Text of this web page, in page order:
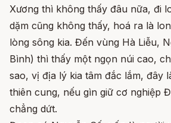
Xương thì không thấy đâu nữa, đi
dặm cũng không thấy, hoá ra là
lòng sông kia. Đến vùng Hà Liễu,
Bình) thì thấy một ngọn núi cao,
sao, vị địa lý kia tâm đắc lắm, đây
thiên cung, nếu gìn giữ cơ nghiệp
chẳng dứt.